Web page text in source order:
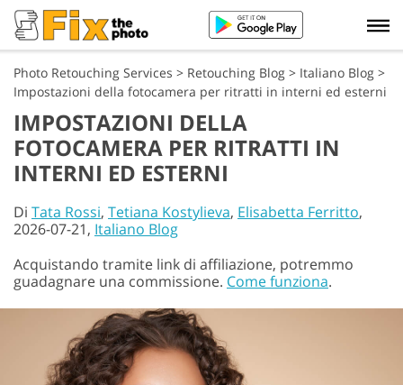
Photo Retouching Services > Retouching Blog > Italiano Blog >
Impostazioni della fotocamera per ritratti in interni ed esterni
IMPOSTAZIONI DELLA
FOTOCAMERA PER RITRATTI IN
INTERNI ED ESTERNI
Di Tata Rossi, Tetiana Kostylieva, Elisabetta Ferritto,
2026-07-21, Italiano Blog
Acquistando tramite link di affiliazione, potremmo
guadagnare una commissione. Come funziona.